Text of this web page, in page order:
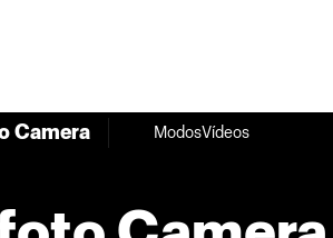
Camera ModosVídeos